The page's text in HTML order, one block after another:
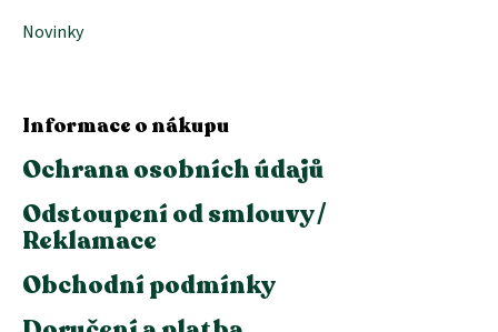
Novinky
Informace o nákupu
Ochrana osobních údajů
Odstoupení od smlouvy /
Reklamace
Obchodní podmínky